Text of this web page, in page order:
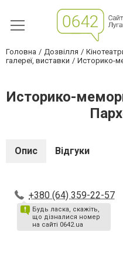
Головна Дозвілля
галереї, виставки
Историко-
Историко-
Опис Відгуки
+380 (64) 359-22-57
Будь ласка, скажіть,
що дізналися номер
на сайті 0642.ua